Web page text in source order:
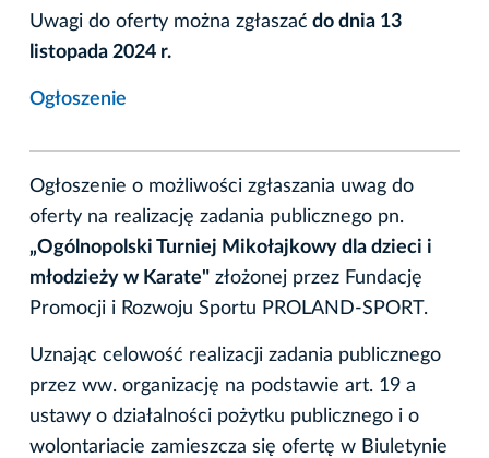
Uwagi do oferty można zgłaszać do dnia 13
listopada 2024 r.
Ogłoszenie
Ogłoszenie o możliwości zgłaszania uwag do
oferty na realizację zadania publicznego pn.
„Ogólnopolski Turniej Mikołajkowy dla dzieci i
młodzieży w Karate" złożonej przez Fundację
Promocji i Rozwoju Sportu PROLAND-SPORT.
Uznając celowość realizacji zadania publicznego
przez ww. organizację na podstawie art. 19 a
ustawy o działalności pożytku publicznego i o
wolontariacie zamieszcza się ofertę w Biuletynie